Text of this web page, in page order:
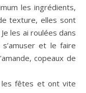
les ingrédients,
texture, elles sont
les ai roulées dans
et le faire
copeaux de
les fêtes et ont vite